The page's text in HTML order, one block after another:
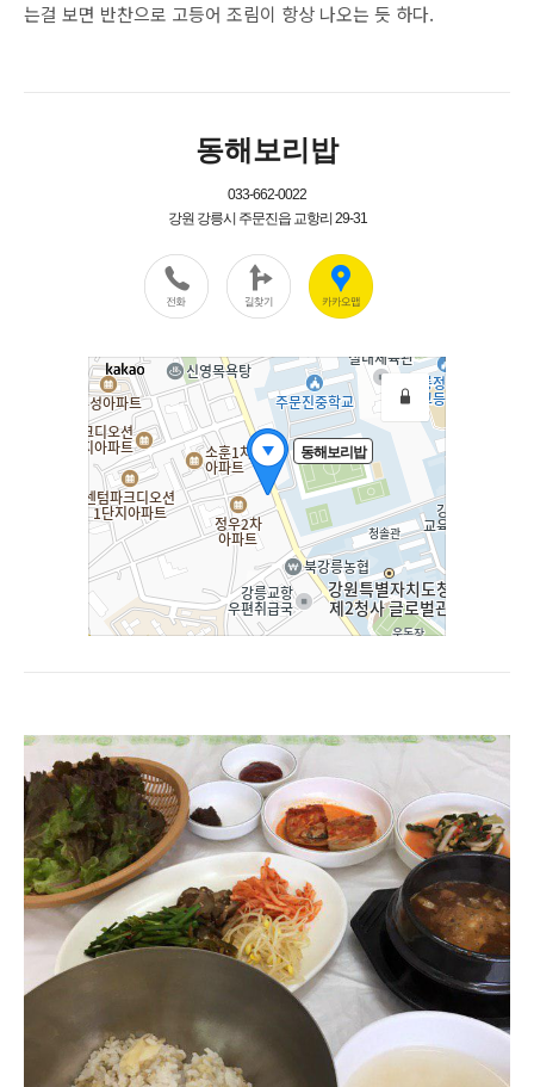
는걸 보면 반찬으로 고등어 조림이 항상 나오는 듯 하다.